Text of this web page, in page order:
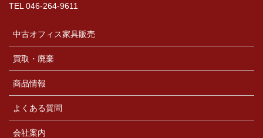
TEL 046-264-9611
中古オフィス家具販売
買取・廃棄
商品情報
よくある質問
会社案内